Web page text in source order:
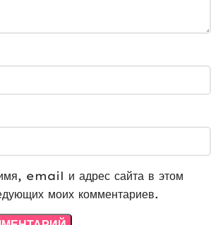
email и адрес сайта в этом
моих комментариев.